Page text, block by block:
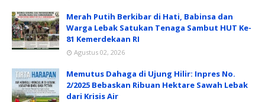
Merah Putih Berkibar di Hati, Babinsa dan
Warga Lebak Satukan Tenaga Sambut HUT Ke-
81 Kemerdekaan RI
Agustus 02, 2026
Memutus Dahaga di Ujung Hilir: Inpres No.
2/2025 Bebaskan Ribuan Hektare Sawah Lebak
dari Krisis Air